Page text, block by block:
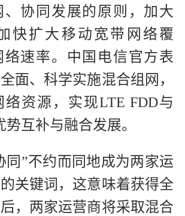
、协同发展的原则，加大
快扩大移动宽带网络覆
络速率。中国电信官方表
面、科学实施混合组网，
资源，实现LTE FDD与
互补与融合发展。
同”不约而同地成为两家运
关键词，这意味着获得全
，两家运营商将采取混合